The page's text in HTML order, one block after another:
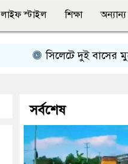
লাইফ স্টাইল শিক্ষা অন্যান্য
সিলেটে দুই বাসের
সর্বশেষ